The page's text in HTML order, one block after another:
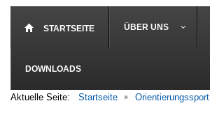
STARTSEITE ÜBER UNS
DOWNLOADS
Aktuelle Seite: Startseite Orientierungssport